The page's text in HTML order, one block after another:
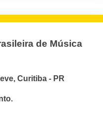
de Música
Curitiba - PR